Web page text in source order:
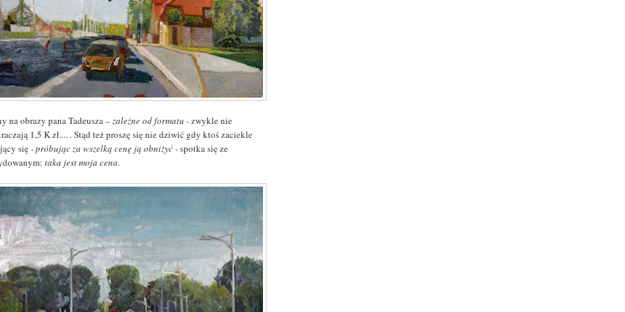
na obrazy pana Tadeusza– zależne od formatu -zwykle nie
1,5 K zł.... . Stąd też proszę się nie dziwić gdy ktoś zaciekle
się- próbując za wszelką cenę ją obniżyć -spotka się ze
taka jest moja cena.